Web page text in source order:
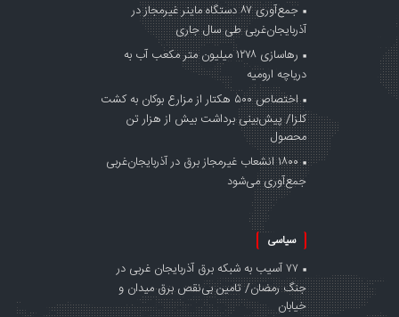
جمع‌آوری ۸۷ دستگاه ماینر غیرمجاز در
آذربایجان‌غربی طی سال جاری
رهاسازی ۱۲۷۸ میلیون متر مکعب آب به
دریاچه ارومیه
اختصاص ۵۰۰ هکتار از مزارع بوکان به کشت
کلزا/ پیش‌بینی برداشت بیش از هزار تن
محصول
۱۸۰۰ انشعاب غیرمجاز برق در آذربایجان‌غربی
جمع‌آوری می‌شود
سیاسی
۷۷ آسیب به شبکه برق آذربایجان غربی در
جنگ‌ رمضان/ تامین بی‌نقص برق میدان و
خیابان